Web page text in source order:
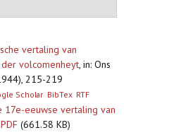
vertaling van
der volcomenheyt, in: Ons
215-219
Scholar BibTex RTF
17e-eeuwse vertaling van
(661.58 KB)